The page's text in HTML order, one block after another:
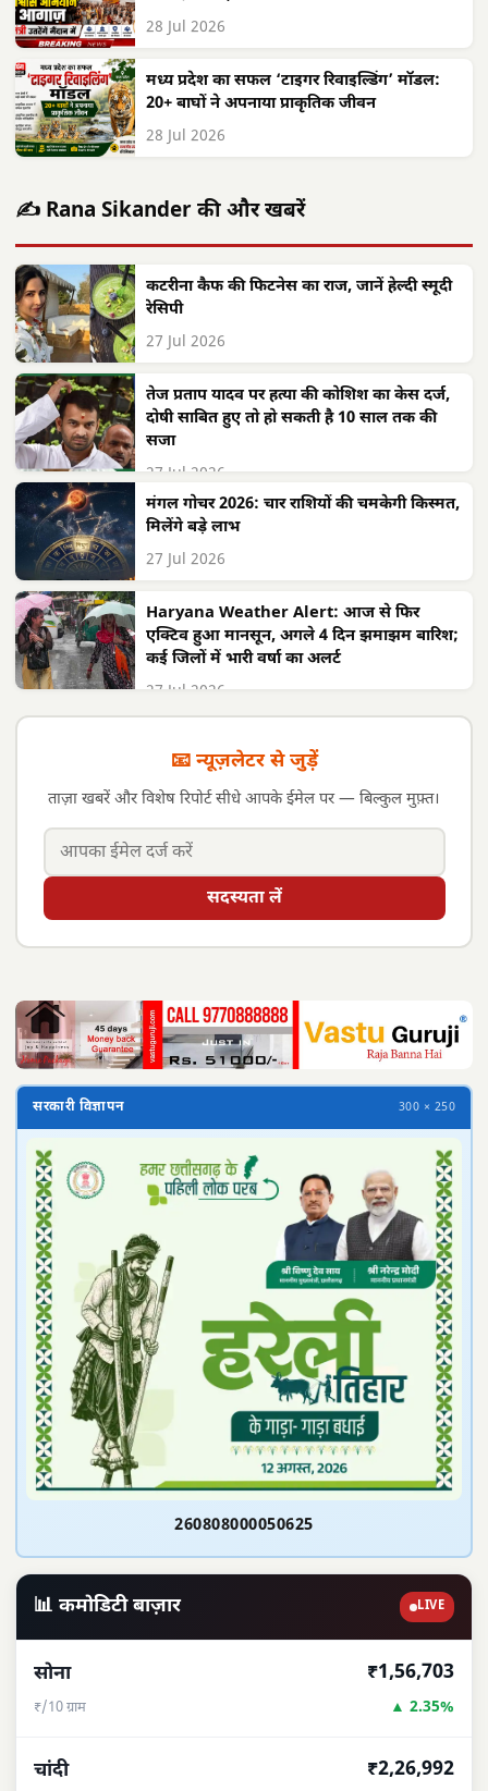
28 Jul 2026
मध्य प्रदेश का सफल ‘टाइगर रिवाइल्डिंग’ मॉडल:
20+ बाघों ने अपनाया प्राकृतिक जीवन
28 Jul 2026
✍️ Rana Sikander की और खबरें
कटरीना कैफ की फिटनेस का राज, जानें हेल्दी स्मूदी
रेसिपी
27 Jul 2026
तेज प्रताप यादव पर हत्या की कोशिश का केस दर्ज,
दोषी साबित हुए तो हो सकती है 10 साल तक की
सजा
27 Jul 2026
मंगल गोचर 2026: चार राशियों की चमकेगी किस्मत,
मिलेंगे बड़े लाभ
27 Jul 2026
Haryana Weather Alert: आज से फिर
एक्टिव हुआ मानसून, अगले 4 दिन झमाझम बारिश;
कई जिलों में भारी वर्षा का अलर्ट
27 Jul 2026
📧 न्यूज़लेटर से जुड़ें
ताज़ा खबरें और विशेष रिपोर्ट सीधे आपके ईमेल पर — बिल्कुल मुफ़्त।
सदस्यता लें
सरकारी विज्ञापन 300 × 250
260808000050625
📊 कमोडिटी बाज़ार LIVE
सोना
₹/10 ग्राम
₹1,56,703
▲ 2.35%
चांदी ₹2,26,992